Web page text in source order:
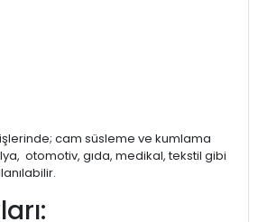
cam süsleme ve kumlama
otomotiv, gıda, medikal, tekstil gibi